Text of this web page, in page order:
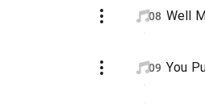
08 Well
09 You